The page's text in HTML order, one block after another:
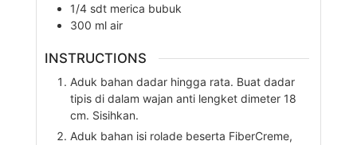
1/4 sdt merica bubuk
300 ml air
INSTRUCTIONS
Aduk bahan dadar hingga rata. Buat dadar
tipis di dalam wajan anti lengket dimeter 18
cm. Sisihkan.
Aduk bahan isi rolade beserta FiberCreme,